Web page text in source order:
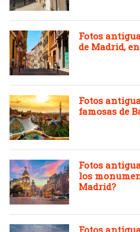
Fotos
de Madrid,
Fotos
famosas de
Fotos
los
Madrid?
Fotos